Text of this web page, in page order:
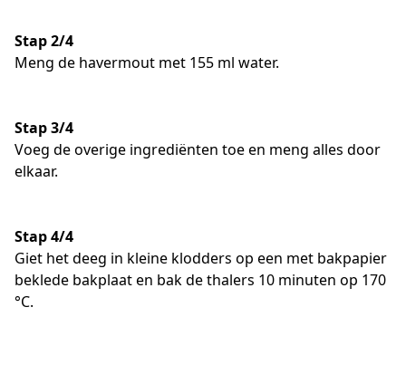
Stap 2/4
Meng de havermout met 155 ml water.
Stap 3/4
Voeg de overige ingrediënten toe en meng alles door
elkaar.
Stap 4/4
Giet het deeg in kleine klodders op een met bakpapier
beklede bakplaat en bak de thalers 10 minuten op 170
°C.